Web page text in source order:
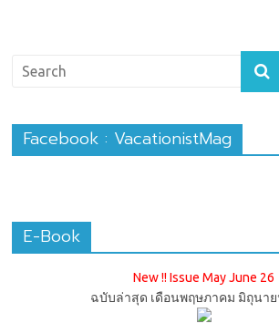
Facebook : VacationistMag
E-Book
New !! Issue May June 26
ฉบับล่าสุด เดือนพฤษภาคม มิถุนาย